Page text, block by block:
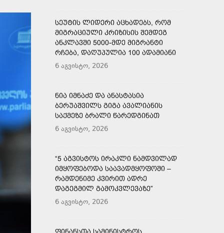
ᲡᲔᲣᲢᲘᲡ ᲚᲘᲓᲔᲠᲘ ᲐᲪᲮᲐᲓᲔᲑᲡ, ᲠᲝᲛ
ᲛᲘᲒᲠᲐᲪᲘᲣᲚᲘ ᲙᲠᲘᲖᲘᲡᲘᲡ ᲨᲔᲛᲓᲔᲒ
ᲐᲜᲙᲚᲐᲕᲨᲘ 5000-ᲛᲓᲔ ᲛᲘᲒᲠᲐᲜᲢᲘ
ᲠᲩᲔᲑᲐ, ᲓᲐᲦᲣᲞᲣᲚᲘᲐ 100 ᲐᲓᲐᲛᲘᲐᲜᲘ
6 აგვისტო, 2026
ᲜᲘᲐ ᲘᲛᲜᲐᲫᲔ ᲓᲐ ᲐᲜᲐᲡᲢᲐᲡᲘᲐ
ᲑᲔᲠᲣᲐᲨᲕᲘᲚᲡ ᲒᲘᲒᲐ ᲐᲕᲐᲚᲘᲐᲜᲘᲡ
ᲡᲐᲥᲛᲔᲖᲔ ᲑᲠᲐᲚᲘ ᲬᲐᲠᲔᲓᲒᲘᲜᲐᲗ
6 აგვისტო, 2026
“5 ᲐᲒᲕᲘᲡᲢᲝᲡ ᲘᲠᲐᲙᲚᲘ ᲜᲐᲛᲓᲕᲘᲚᲐᲓ
ᲘᲛᲧᲝᲤᲔᲑᲝᲓᲐ ᲡᲐᲐᲕᲐᲓᲛᲧᲝᲤᲝᲨᲘ –
ᲠᲐᲛᲓᲔᲜᲘᲛᲔ ᲙᲕᲘᲠᲘᲗ ᲐᲓᲠᲔ
ᲓᲐᲒᲔᲒᲛᲘᲚ ᲒᲐᲛᲝᲙᲕᲚᲔᲕᲐᲖᲔ”
6 აგვისტო, 2026
ᲤᲘᲜᲐᲜᲡᲗᲐ ᲡᲐᲛᲘᲜᲘᲡᲢᲠᲝᲡ